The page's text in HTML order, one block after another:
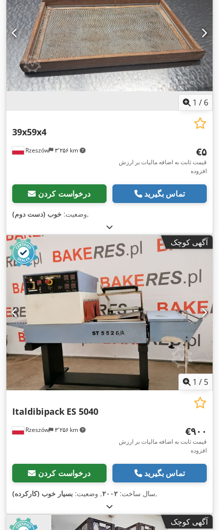
1 / 6
Rzeszów ۳٬۲۵۶ km
39x59x4
‎€۵
قیمت ثابت به اضافه مالیات بر ارزش
افزوده
درخواست کردن تماس بگیرید
وضعیت: خوب (دست دوم) ,
آگهی کوچک
1 / 5
Rzeszów ۳٬۲۵۶ km
Italdibipack ES 5040
‎€۹۰۰
قیمت ثابت به اضافه مالیات بر ارزش
افزوده
درخواست کردن تماس بگیرید
سال ساخت: ۲۰۰۲, وضعیت: بسیار خوب (کارکرده) ,
آگهی کوچک